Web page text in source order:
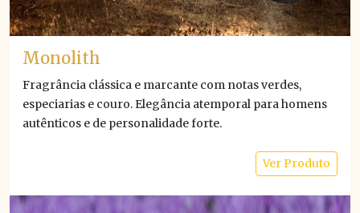
Monolith
Fragrância clássica e marcante com notas verdes,
especiarias e couro. Elegância atemporal para homens
autênticos e de personalidade forte.
Ver Produto